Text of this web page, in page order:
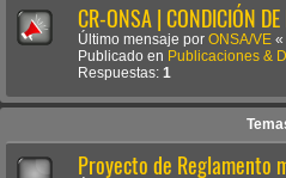
CR-ONSA | CONDICIÓN
Último mensaje por ONSA/VE «
Publicado en Publicaciones &
Respuestas: 1
Proyecto de Reglamento